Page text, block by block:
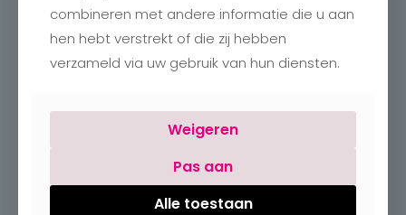
combineren met andere informatie die u aan
hen hebt verstrekt of die zij hebben
verzameld via uw gebruik van hun diensten.
Weigeren
Pas aan
Alle toestaan